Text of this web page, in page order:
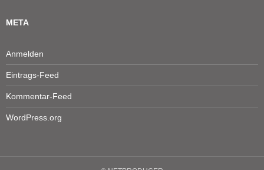
META
Anmelden
Eintrags-Feed
Kommentar-Feed
WordPress.org